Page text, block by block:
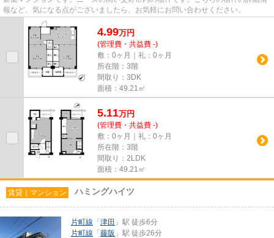
報など、気になる点がございましたら、お気軽にお問い合わせください。
4.99万円
(管理費・共益費 -)
敷：0ヶ月｜礼：0ヶ月
所在階：3階
間取り：3DK
面積：49.21㎡
5.11万円
(管理費・共益費 -)
敷：0ヶ月｜礼：0ヶ月
所在階：3階
間取り：2LDK
面積：49.21㎡
賃貸｜マンション ハミングハイツ
片町線 「 津田 」駅 徒歩6分
片町線 「 藤阪 」駅 徒歩26分